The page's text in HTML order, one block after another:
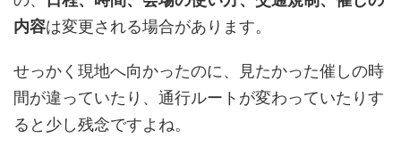
内容は変更される場合があります。
せっかく現地へ向かったのに、見たかった催しの時
間が違っていたり、通行ルートが変わっていたりす
ると少し残念ですよね。